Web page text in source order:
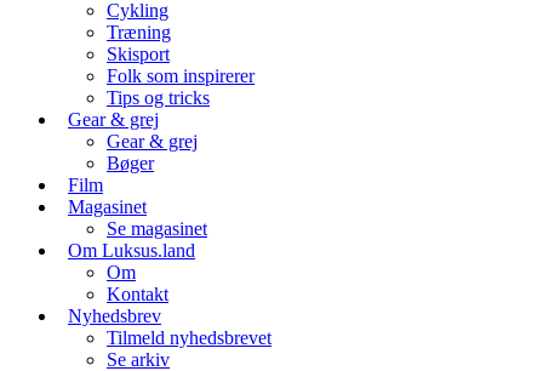
Cykling
Træning
Skisport
Folk som inspirerer
Tips og tricks
Gear & grej
Gear & grej
Bøger
Film
Magasinet
Se magasinet
Om Luksus.land
Om
Kontakt
Nyhedsbrev
Tilmeld nyhedsbrevet
Se arkiv